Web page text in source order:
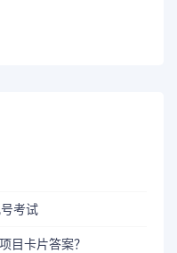
考试
目卡片答案？